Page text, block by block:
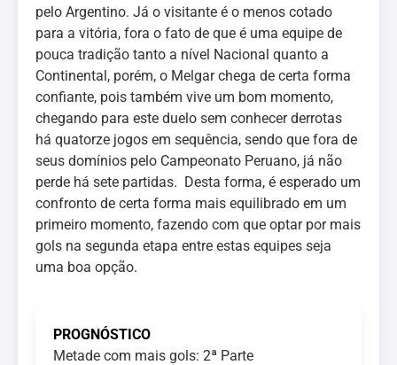
pelo Argentino. Já o visitante é o menos cotado
para a vitória, fora o fato de que é uma equipe de
pouca tradição tanto a nível Nacional quanto a
Continental, porém, o Melgar chega de certa forma
confiante, pois também vive um bom momento,
chegando para este duelo sem conhecer derrotas
há quatorze jogos em sequência, sendo que fora de
seus domínios pelo Campeonato Peruano, já não
perde há sete partidas. Desta forma, é esperado um
confronto de certa forma mais equilibrado em um
primeiro momento, fazendo com que optar por mais
gols na segunda etapa entre estas equipes seja
uma boa opção.
PROGNÓSTICO
Metade com mais gols: 2ª Parte